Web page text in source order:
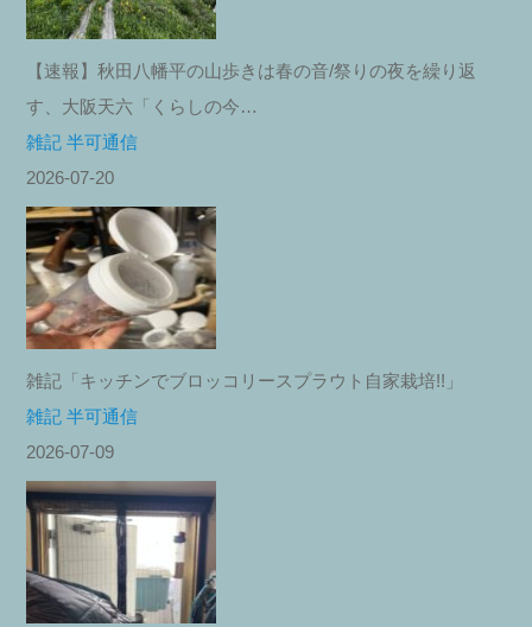
【速報】秋田八幡平の山歩きは春の音/祭りの夜を繰り返
す、大阪天六「くらしの今…
雑記 半可通信
2026-07-20
雑記「キッチンでブロッコリースプラウト自家栽培!!」
雑記 半可通信
2026-07-09